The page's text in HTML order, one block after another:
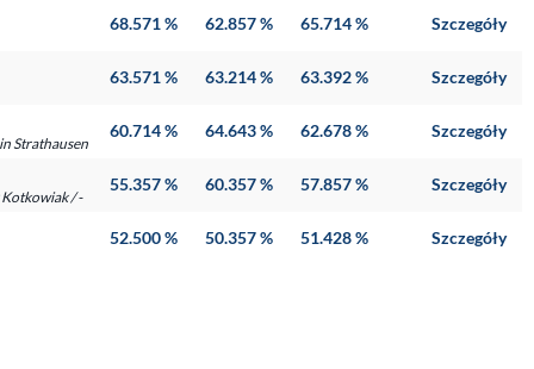
68.571 % 62.857 % 65.714 % Szczegóły
63.571 % 63.214 % 63.392 % Szczegóły
Strathausen
60.714 % 64.643 % 62.678 % Szczegóły
/ -
55.357 % 60.357 % 57.857 % Szczegóły
52.500 % 50.357 % 51.428 % Szczegóły